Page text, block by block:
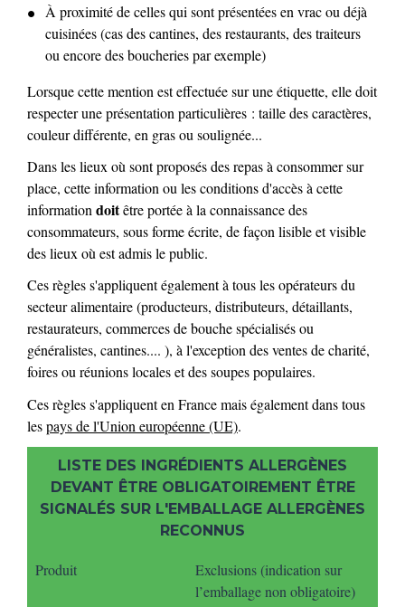
À proximité de celles qui sont présentées en vrac ou déjà
cuisinées (cas des cantines, des restaurants, des traiteurs
ou encore des boucheries par exemple)
Lorsque cette mention est effectuée sur une étiquette, elle doit
respecter une présentation particulières : taille des caractères,
couleur différente, en gras ou soulignée...
Dans les lieux où sont proposés des repas à consommer sur
place, cette information ou les conditions d'accès à cette
information doitêtre portée à la connaissance des
consommateurs, sous forme écrite, de façon lisible et visible
des lieux où est admis le public.
Ces règles s'appliquent également à tous les opérateurs du
secteur alimentaire (producteurs, distributeurs, détaillants,
restaurateurs, commerces de bouche spécialisés ou
généralistes, cantines.... ), à l'exception des ventes de charité,
foires ou réunions locales et des soupes populaires.
Ces règles s'appliquent en France mais également dans tous
lespays de l'Union européenne (UE).
LISTE DES INGRÉDIENTS ALLERGÈNES
DEVANT ÊTRE OBLIGATOIREMENT ÊTRE
SIGNALÉS SUR L'EMBALLAGE ALLERGÈNES
RECONNUS
Produit
Exclusions (indication sur
l’emballage non obligatoire)